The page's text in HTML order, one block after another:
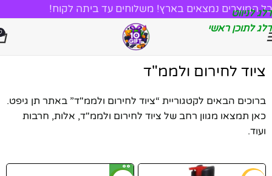
דלג לניווט
דלג לתוכן ראשי
כל המוצרים נמצאים בארץ! משלוחים עד ביתה לקוח!
ציוד לחירום ולממ"ד
ברוכים הבאים לקטגוריית “ציוד לחירום ולממ"ד” באתר תן גיפט.
כאן תמצאו מגוון רחב של ציוד לחירום ולממ"ד, אלות, חרבות
ועוד.